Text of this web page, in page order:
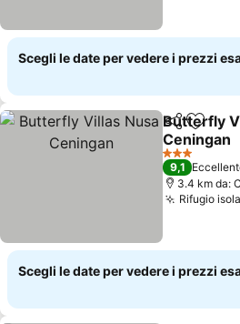
Scegli le date per vedere i prezzi
Condividi
Butterfly
Ceningan
3 Stelle
9,1
3.4 km da:
Rifugio
Scegli le date per vedere i prezzi